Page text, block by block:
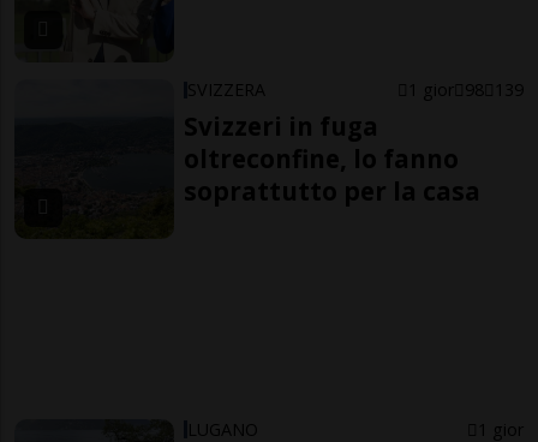
SVIZZERA 1 gior 98 139
Svizzeri in fuga
oltreconfine, lo fanno
soprattutto per la casa
LUGANO 1 gior